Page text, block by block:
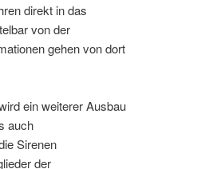
direkt in das
von der
gehen von dort
ein weiterer Ausbau
auch
Sirenen
der